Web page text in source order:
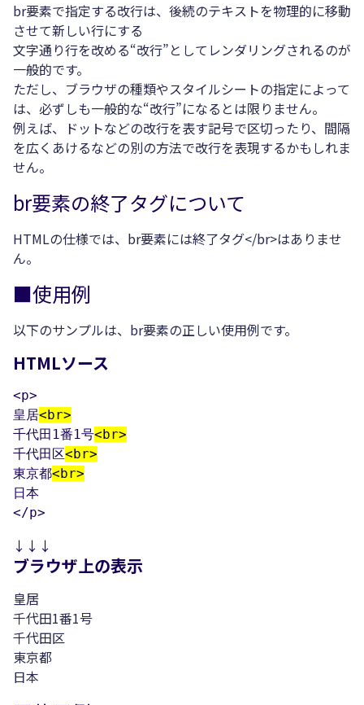
br要素で指定する改行は、後続のテキストを物理的に移動
させて新しい行にする
文字通り行を改める“改行”としてレンダリングされるのが
一般的です。
ただし、ブラウザの種類やスタイルシートの指定によって
は、必ずしも一般的な“改行”になるとは限りません。
例えば、ドットなどの改行を表す記号で区切ったり、間隔
を広くあけるなどの別の方法で改行を表現するかもしれま
せん。
br要素の終了タグについて
HTMLの仕様では、br要素には終了タグ</br>はありませ
ん。
■使用例
以下のサンプルは、br要素の正しい使用例です。
HTMLソース
<p>
皇居<br>
千代田1番1号<br>
千代田区<br>
東京都<br>
日本
</p>
↓↓↓
ブラウザ上の表示
皇居
千代田1番1号
千代田区
東京都
日本